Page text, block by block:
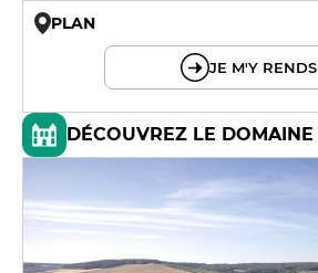
PLAN
JE M'Y RENDS
DÉCOUVREZ LE DOMAINE